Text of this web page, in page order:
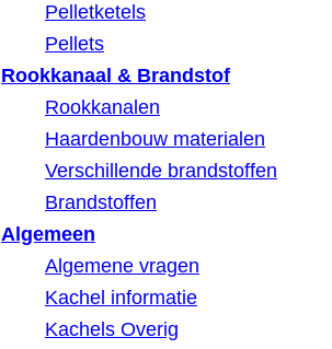
Pelletketels
Pellets
Rookkanaal & Brandstof
Rookkanalen
Haardenbouw materialen
Verschillende brandstoffen
Brandstoffen
Algemeen
Algemene vragen
Kachel informatie
Kachels Overig